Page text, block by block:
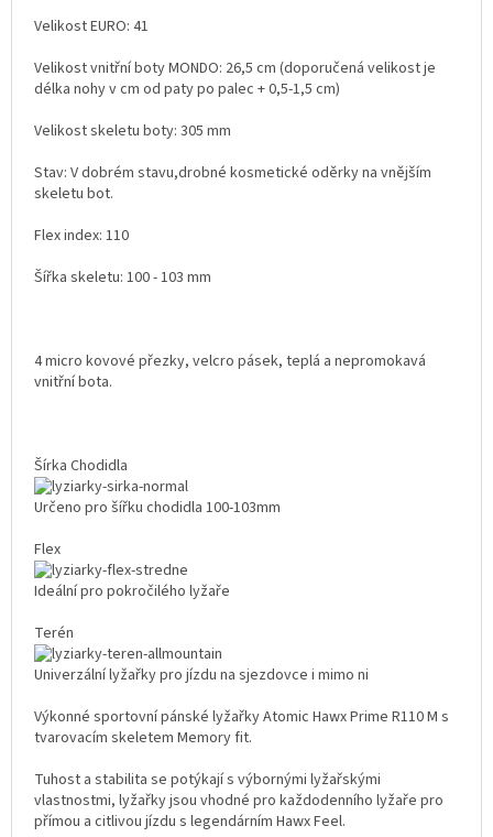
Velikost EURO: 41
Velikost vnitřní boty MONDO: 26,5 cm (doporučená velikost je
délka nohy v cm od paty po palec + 0,5-1,5 cm)
Velikost skeletu boty: 305 mm
Stav: V dobrém stavu,drobné kosmetické oděrky na vnějším
skeletu bot.
Flex index: 110
Šířka skeletu: 100 - 103 mm
4 micro kovové přezky, velcro pásek, teplá a nepromokavá
vnitřní bota.
Šírka Chodidla
Určeno pro šířku chodidla 100-103mm
Flex
Ideální pro pokročilého lyžaře
Terén
Univerzální lyžařky pro jízdu na sjezdovce i mimo ni
Výkonné sportovní pánské lyžařky Atomic Hawx Prime R110 M s
tvarovacím skeletem Memory fit.
Tuhost a stabilita se potýkají s výbornými lyžařskými
vlastnostmi, lyžařky jsou vhodné pro každodenního lyžaře pro
přímou a citlivou jízdu s legendárním Hawx Feel.